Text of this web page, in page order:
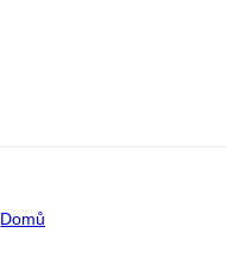
Domů